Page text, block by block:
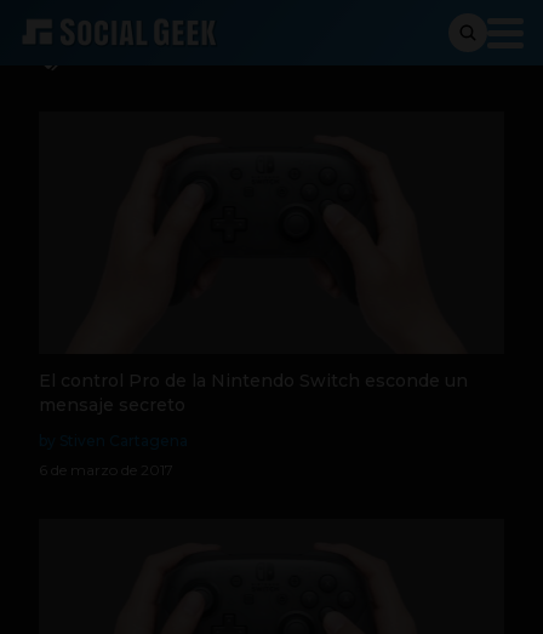
El control Pro de la Nintendo Switch esconde un
mensaje secreto
6 de marzo de 2017